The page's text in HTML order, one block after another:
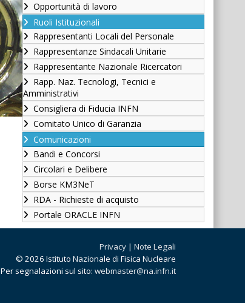
Opportunità di lavoro
Ruoli Istituzionali
Rappresentanti Locali del Personale
Rappresentanze Sindacali Unitarie
Rappresentante Nazionale Ricercatori
Rapp. Naz. Tecnologi, Tecnici e
Amministrativi
Consigliera di Fiducia INFN
Comitato Unico di Garanzia
Comunicazioni
Bandi e Concorsi
Circolari e Delibere
Borse KM3NeT
RDA - Richieste di acquisto
Portale ORACLE INFN
Privacy | Note Legali
© 2026 Istituto Nazionale di Fisica Nucleare
Per segnalazioni sul sito: webmaster@na.infn.it